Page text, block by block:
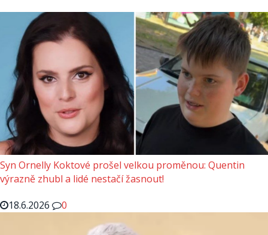
Syn Ornelly Koktové prošel velkou proměnou: Quentin
výrazně zhubl a lidé nestačí žasnout!
18.6.2026
0